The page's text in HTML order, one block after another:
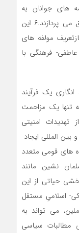
های جوانان به
احیای زبان و فلکلور ترکی در این مناطق می پردازند.۶ این
مولفه های
فرهنگی با
یک فرآیند
تنها یک مزاحمت
تهدیدات امنیتی
المللی ایجاد
های قومی متعدد
نشین مانند
حیاتی از این
اسلامیِ مستقل
می تواند به
مطالبات سیاسی